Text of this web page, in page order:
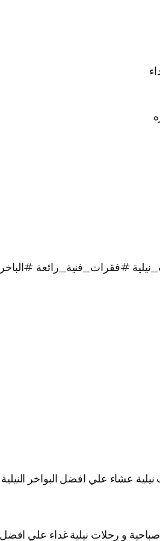
#فقرات_فنية_رائعة
عشاء علي افضل البواخر
و رحلات نيلية غداء علي افضل